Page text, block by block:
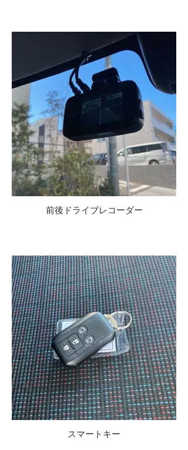
前後ドライブレコーダー
スマートキー